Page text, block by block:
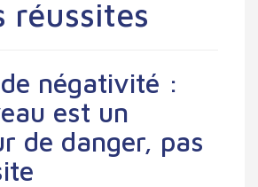
réussites
négativité :
est un
de danger, pas